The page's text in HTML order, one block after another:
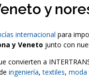
y
internacional para
y Veneto junto con
a
ingeniería,textiles, moda